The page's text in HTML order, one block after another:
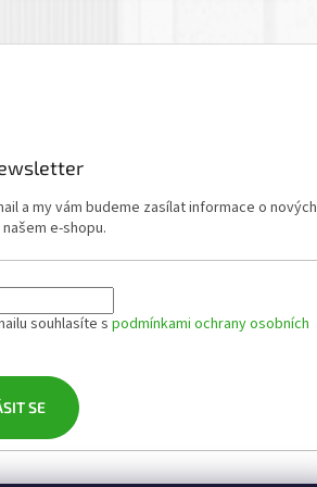
a my vám budeme zasílat informace o nových
e-shopu.
souhlasíte spodmínkami ochrany osobních
SE